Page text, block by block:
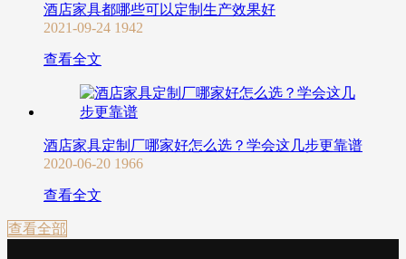
酒店家具都哪些可以定制生产效果好
2021-09-24 1942
查看全文
酒店家具定制厂哪家好怎么选？学会这几步更靠谱
2020-06-20 1966
查看全文
查看全部